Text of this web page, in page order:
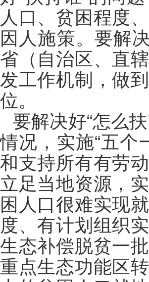
人口、贫困程度
因人施策。要解
省（自治区、直
发工作机制，做
位。
要解决好“怎么
情况，实施“五个
和支持所有有劳
立足当地资源，
困人口很难实现
度、有计划组织
生态补偿脱贫一
重点生态功能区